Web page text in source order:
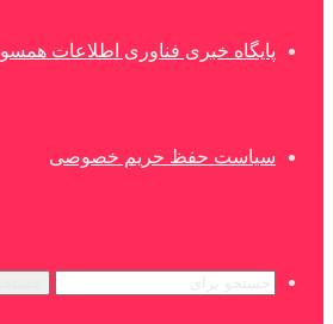
پایگاه خبری فناوری اطلاعات همسو
سیاست حفظ حریم خصوصی